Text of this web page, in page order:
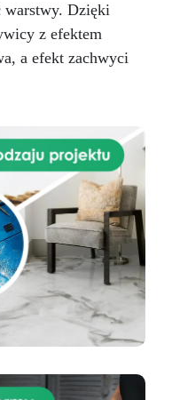
warstwy. Dzięki
z efektem
a efekt zachwyci